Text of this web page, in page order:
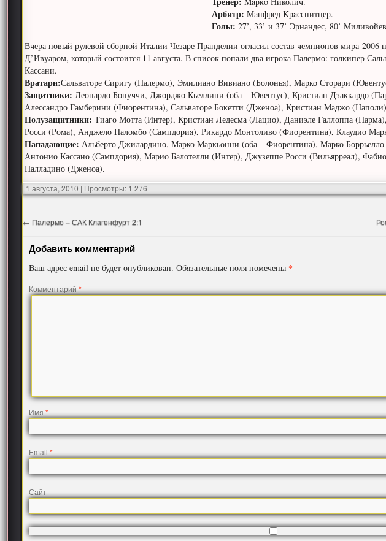
Арбитр: Maнфред Kрaсснитцер.
Голы:27’, 33’ и 37’ Эрнандес, 80’
Вчера новый рулевой сборной Италии Чезаре Пранделии огласил состав чемпионов мира-2006
Д’Ивуаром, который состоится 11 августа. В список попали два игрока Палермо: голкипер
Кассани.
Вратари:Сальваторе Сиригу (Палермо), Эмилиано Вивиано (Болонья), Марко Сторари
Защитники: Леонардо Бонуччи, Джорджо Кьеллини (оба – Ювентус), Кристиан Дзаккардо
Алессандро Гамберини (Фиорентина), Сальваторе Бокетти (Дженоа), Кристиан Маджо
Полузащитники: Тиаго Мотта (Интер), Кристиан Ледесма (Лацио), Даниэле Галлоппа
Росси (Рома), Анджело Паломбо (Сампдория), Рикардо Монтоливо (Фиорентина), Клаудио
Нападающие: Альберто Джилардино, Марко Маркьонни (оба – Фиорентина), Марко
Антонио Кассано (Сампдория), Марио Балотелли (Интер), Джузеппе Росси (Вильярреал),
Палладино (Дженоа).
1 августа, 2010 | Просмотры: 1 276 |
← Палермо – САК Клагенфурт 2:1
Добавить комментарий
Ваш адрес email не будет опубликован. Обязательные поля помечены *
Комментарий*
Имя*
Email*
Сайт